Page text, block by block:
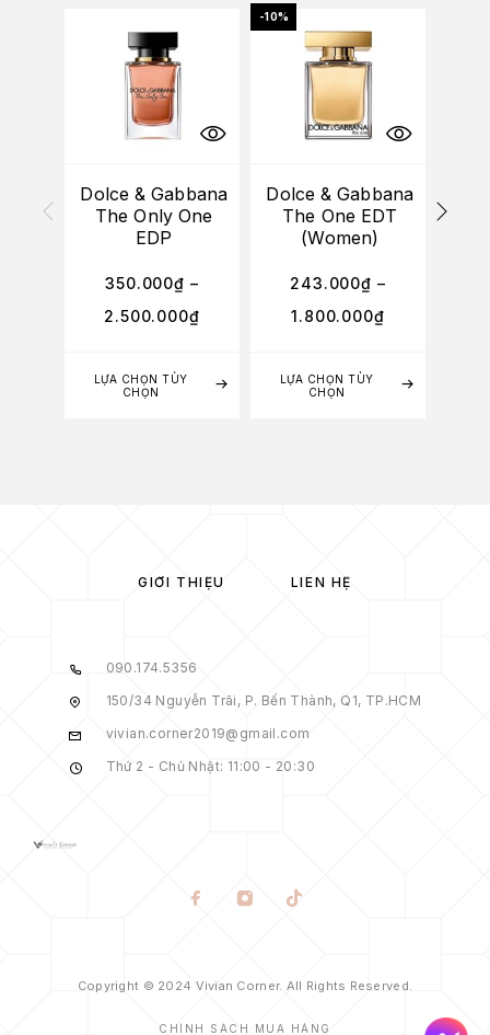
LỰA CHỌN TÙY
CHỌN
Dolce & Gabbana
The Only One
EDP
350.000₫ –
2.500.000₫
-10%
LỰA CHỌN TÙY
CHỌN
Dolce & Gabbana
The One EDT
(Women)
243.000₫ –
1.800.000₫
GIỚI THIỆU LIÊN HỆ
090.174.5356
150/34 Nguyễn Trãi, P. Bến Thành, Q1, TP.HCM
vivian.corner2019@gmail.com
Thứ 2 - Chủ Nhật: 11:00 - 20:30
Copyright © 2024 Vivian Corner. All Rights Reserved.
CHÍNH SÁCH MUA HÀNG